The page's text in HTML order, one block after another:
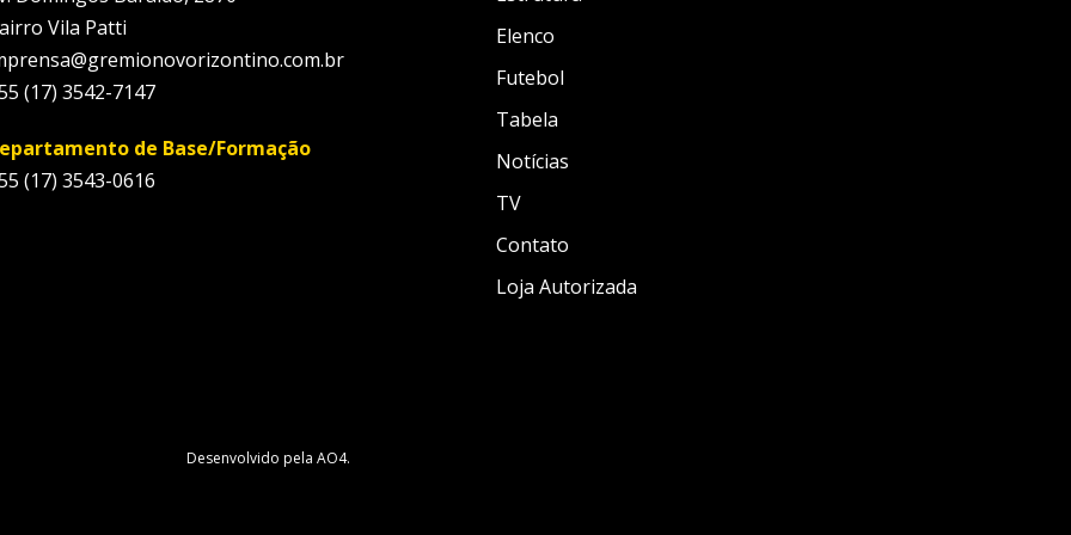
Vila Patti
(17) 3542-7147
de Base/Formação
(17) 3543-0616
Elenco
Futebol
Tabela
Notícias
TV
Contato
Loja Autorizada
Desenvolvido pela AO4.